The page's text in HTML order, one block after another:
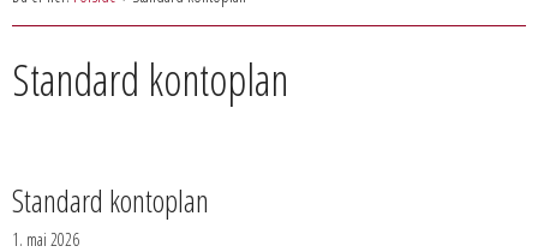
Standard kontoplan
Standard kontoplan
1. mai 2026